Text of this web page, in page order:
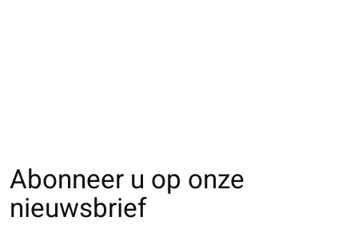
Abonneer u op onze
nieuwsbrief